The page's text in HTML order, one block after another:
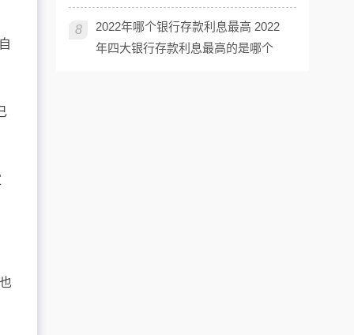
8
2022年哪个银行存款利息最高 2022
年四大银行存款利息最高的是哪个